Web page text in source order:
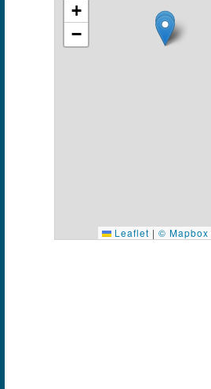
+
−
Leaflet | © Mapbox